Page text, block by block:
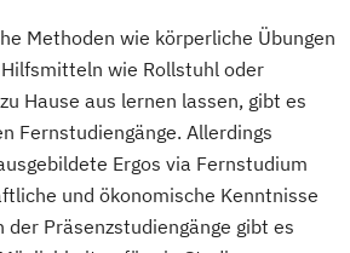
und digitale Kommunikation
für Erzieher:innen
mit internationalen
Methoden wie körperliche Übungen
wie Rollstuhl oder
Hause aus lernen lassen, gibt es
Fernstudiengänge. Allerdings
Ergos via Fernstudium
und ökonomische Kenntnisse
der Präsenzstudiengänge gibt es